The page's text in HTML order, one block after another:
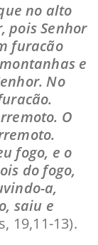
no alto
pois Senhor
furacão
e
No
O
fogo, e o
do fogo,
a,
saiu e
19,11-13).